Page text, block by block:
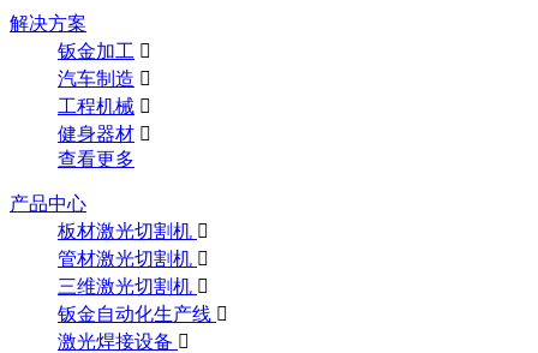
解决方案
钣金加工 
汽车制造 
工程机械 
健身器材 
查看更多
产品中心
板材激光切割机 
管材激光切割机 
三维激光切割机 
钣金自动化生产线 
激光焊接设备 